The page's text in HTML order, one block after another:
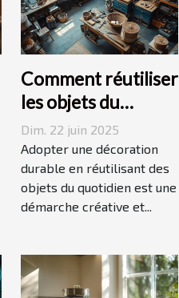
Comment réutiliser
les objets du
quotidien pour une
décoration durable
Dim. 22 juin 2025
Adopter une décoration
durable en réutilisant des
objets du quotidien est une
démarche créative et...